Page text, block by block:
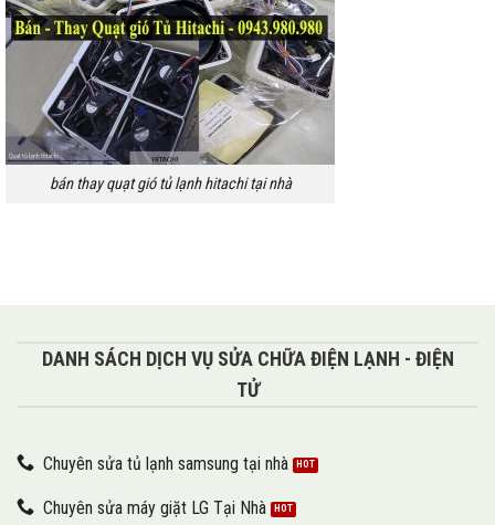
bán thay quạt gió tủ lạnh hitachi tại nhà
DANH SÁCH DỊCH VỤ SỬA CHỮA ĐIỆN LẠNH - ĐIỆN
TỬ
Chuyên sửa tủ lạnh samsung tại nhà
Chuyên sửa máy giặt LG Tại Nhà